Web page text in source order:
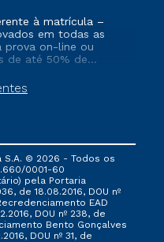
à matrícula –
em todas as
prova on-line ou
de até 50% de
e/ou não tenham
em uma das
governamentais, e
outra campanha
S.A. © 2026 - Todos os
0001-60
pela Portaria
de 18.08.2016, DOU nº
EAD
DOU nº 238, de
Bento Gonçalves
DOU nº 31, de